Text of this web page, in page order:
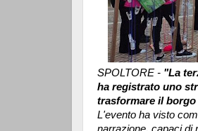
SPOLTORE - "La
ha registrato uno
trasformare il
L'evento ha visto
narrazione, capaci di